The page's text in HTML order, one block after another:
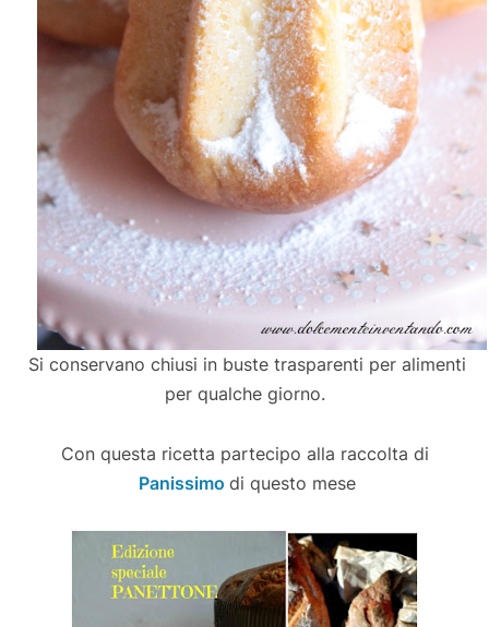
Si conservano chiusi in buste trasparenti per alimenti
per qualche giorno.
Con questa ricetta partecipo alla raccolta di
Panissimo di questo mese